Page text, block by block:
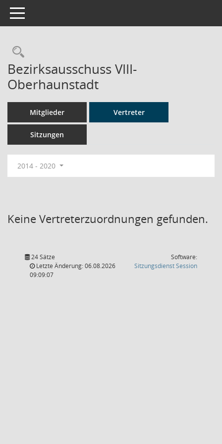
Toggle navigation
Rechercheauswahl
Bezirksausschuss VIII-
Oberhaunstadt
Mitglieder Vertreter
Sitzungen
2014 - 2020
Keine Vertreterzuordnungen gefunden.
24 Sätze
Letzte Änderung: 06.08.2026
09:09:07
Software:
SitzungsdienstSession(Wird in